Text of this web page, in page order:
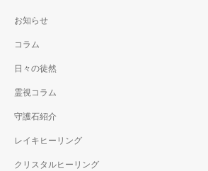
お知らせ
コラム
日々の徒然
霊視コラム
守護石紹介
レイキヒーリング
クリスタルヒーリング